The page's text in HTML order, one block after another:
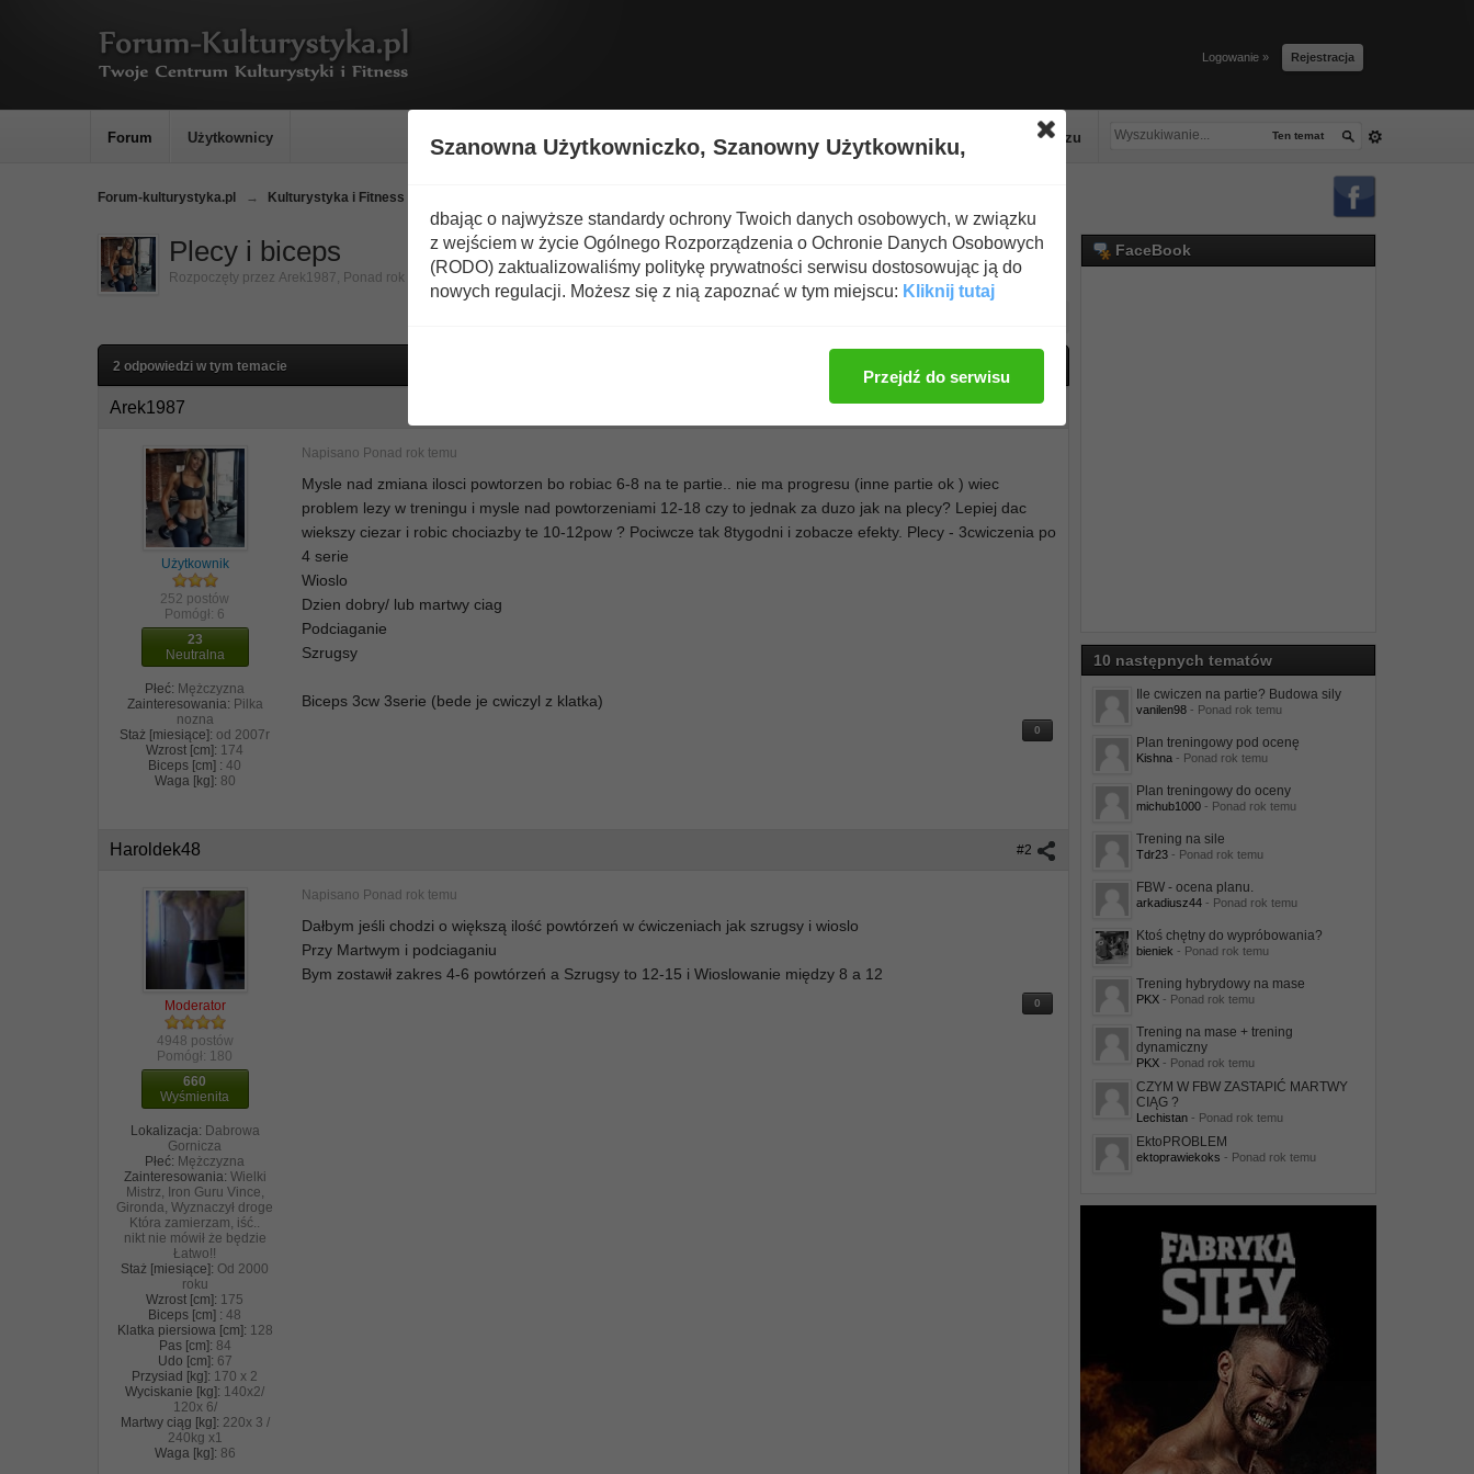
Logowanie » Rejestracja
Ten temat
Spalacze tłuszczu
Wyświetl nową zawartość
Forum Użytkownicy
Forum-kulturystyka.pl → Kulturystyka i Fitness
Plecy i biceps
Rozpoczęty przezArek1987, Ponad rok temu
2 odpowiedzi w tym temacie
#1
Arek1987
Użytkownik
252 postów
Pomógł: 6
23
Neutralna
Płeć: Mężczyzna
Zainteresowania: Pilka
nozna
Staż [miesiące]: od 2007r
Wzrost [cm]: 174
Biceps [cm] : 40
Waga [kg]: 80
Napisano Ponad rok temu
Mysle nad zmiana ilosci powtorzen bo robiac 6-8 na te partie.. nie ma progresu (inne partie ok ) wiec
problem lezy w treningu i mysle nad powtorzeniami 12-18 czy to jednak za duzo jak na plecy? Lepiej dac
wiekszy ciezar i robic chociazby te 10-12pow ? Pociwcze tak 8tygodni i zobacze efekty. Plecy - 3cwiczenia po
4 serie
Wioslo
Dzien dobry/ lub martwy ciag
Podciaganie
Szrugsy
Biceps 3cw 3serie (bede je cwiczyl z klatka)
0
#2
Haroldek48
Moderator
4948 postów
Pomógł: 180
660
Wyśmienita
Lokalizacja: Dabrowa
Gornicza
Płeć: Mężczyzna
Zainteresowania: Wielki
Mistrz, Iron Guru Vince,
Gironda, Wyznaczył droge
Która zamierzam, iść..
nikt nie mówił że będzie
Łatwo!!
Staż [miesiące]: Od 2000
roku
Wzrost [cm]: 175
Biceps [cm] : 48
Klatka piersiowa [cm]: 128
Pas [cm]: 84
Udo [cm]: 67
Przysiad [kg]: 170 x 2
Wyciskanie [kg]: 140x2/
120x 6/
Martwy ciąg [kg]: 220x 3 /
240kg x1
Waga [kg]: 86
Napisano Ponad rok temu
Dałbym jeśli chodzi o większą ilość powtórzeń w ćwiczeniach jak szrugsy i wioslo
Przy Martwym i podciaganiu
Bym zostawił zakres 4-6 powtórzeń a Szrugsy to 12-15 i Wioslowanie między 8 a 12
0
FaceBook
10 następnych tematów
Ile cwiczen na partie? Budowa sily
vanilen98- Ponad rok temu
Plan treningowy pod ocenę
Kishna- Ponad rok temu
Plan treningowy do oceny
michub1000- Ponad rok temu
Trening na sile
Tdr23- Ponad rok temu
FBW - ocena planu.
arkadiusz44- Ponad rok temu
Ktoś chętny do wypróbowania?
bieniek - Ponad rok temu
Trening hybrydowy na mase
PKX- Ponad rok temu
Trening na mase + trening
dynamiczny
PKX- Ponad rok temu
CZYM W FBW ZASTAPIĆ MARTWY
CIĄG ?
Lechistan- Ponad rok temu
EktoPROBLEM
ektoprawiekoks - Ponad rok temu
Szanowna Użytkowniczko, Szanowny Użytkowniku,
dbając o najwyższe standardy ochrony Twoich danych osobowych, w związku
z wejściem w życie Ogólnego Rozporządzenia o Ochronie Danych Osobowych
(RODO) zaktualizowaliśmy politykę prywatności serwisu dostosowując ją do
nowych regulacji. Możesz się z nią zapoznać w tym miejscu: Kliknij tutaj
Przejdź do serwisu